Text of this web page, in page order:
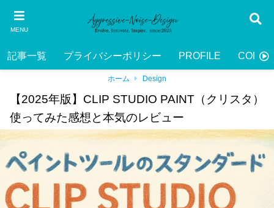
MENU
記事一覧 プライバシーポリシー PROFILE
ホーム Design
【2025年版】CLIP STUDIO PAINT（クリスタ）
使ってみた感想と本気のレビュー